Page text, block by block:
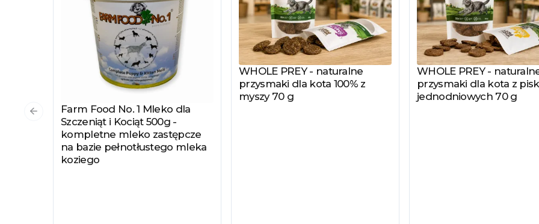
Zobacz produkt
Farm Food No. 1 Mleko dla
Szczeniąt i Kociąt 500g -
kompletne mleko zastępcze
na bazie pełnotłustego mleka
koziego
Zobacz produkt
WHOLE PREY - naturalne
przysmaki dla kota 100% z
myszy 70 g
Zobacz produkt
WHOLE PREY -
przysmaki dla kota z
jednodniowych 70 g
Poprzedni slajd